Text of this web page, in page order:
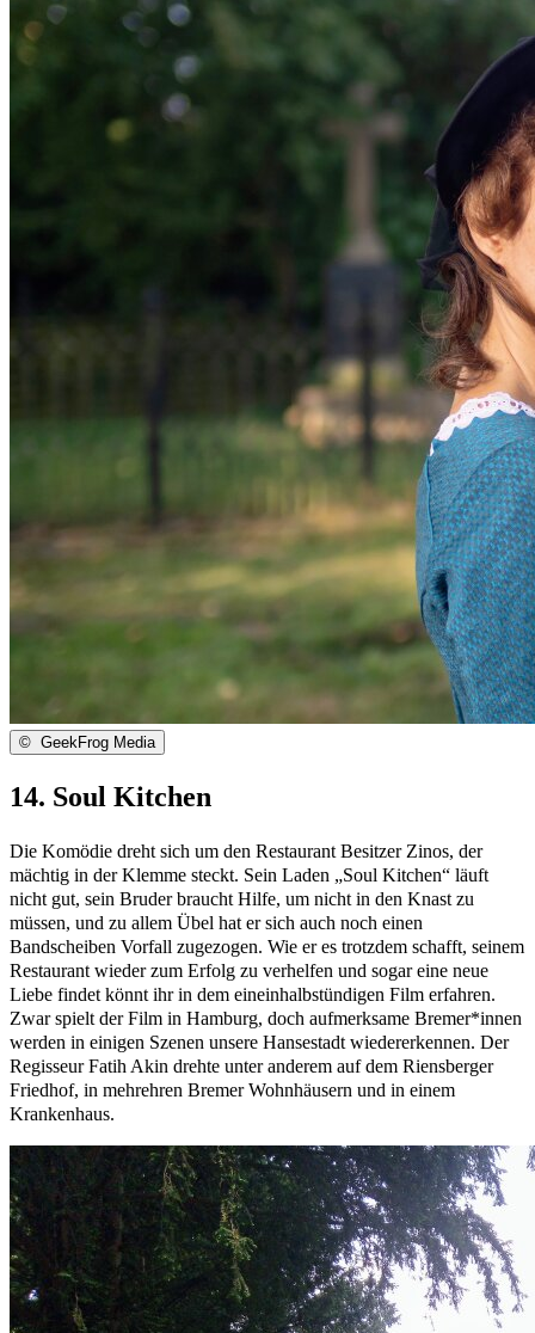
© GeekFrog Media
14. Soul Kitchen
Die Komödie dreht sich um den Restaurant Besitzer Zinos, der
mächtig in der Klemme steckt. Sein Laden „Soul Kitchen“ läuft
nicht gut, sein Bruder braucht Hilfe, um nicht in den Knast zu
müssen, und zu allem Übel hat er sich auch noch einen
Bandscheiben Vorfall zugezogen. Wie er es trotzdem schafft, seinem
Restaurant wieder zum Erfolg zu verhelfen und sogar eine neue
Liebe findet könnt ihr in dem eineinhalbstündigen Film erfahren.
Zwar spielt der Film in Hamburg, doch aufmerksame Bremer*innen
werden in einigen Szenen unsere Hansestadt wiedererkennen. Der
Regisseur Fatih Akin drehte unter anderem auf dem Riensberger
Friedhof, in mehrehren Bremer Wohnhäusern und in einem
Krankenhaus.